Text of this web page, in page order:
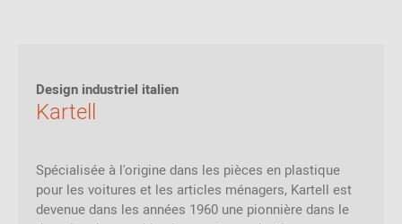
Design industriel italien
Kartell
Spécialisée à l'origine dans les pièces en plastique
pour les voitures et les articles ménagers, Kartell est
devenue dans les années 1960 une pionnière dans le